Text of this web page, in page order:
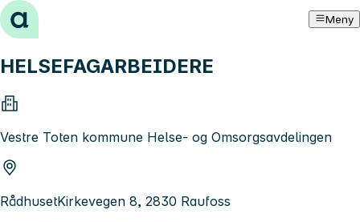
Hopp til innhold Meny
HELSEFAGARBEIDERE
Vestre Toten kommune Helse- og Omsorgsavdelingen
RådhusetKirkevegen 8, 2830 Raufoss